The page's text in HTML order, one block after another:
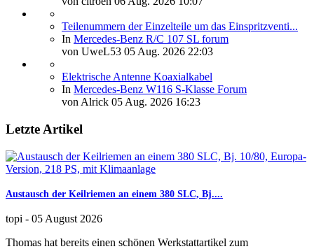
Teilenummern der Einzelteile um das Einspritzventi...
In Mercedes-Benz R/C 107 SL forum
von UweL53 05 Aug. 2026 22:03
Elektrische Antenne Koaxialkabel
In Mercedes-Benz W116 S-Klasse Forum
vonAlrick 05 Aug. 2026 16:23
Letzte Artikel
Austausch der Keilriemen an einem 380 SLC, Bj....
topi - 05 August 2026
Thomas hat bereits einen schönen Werkstattartikel zum